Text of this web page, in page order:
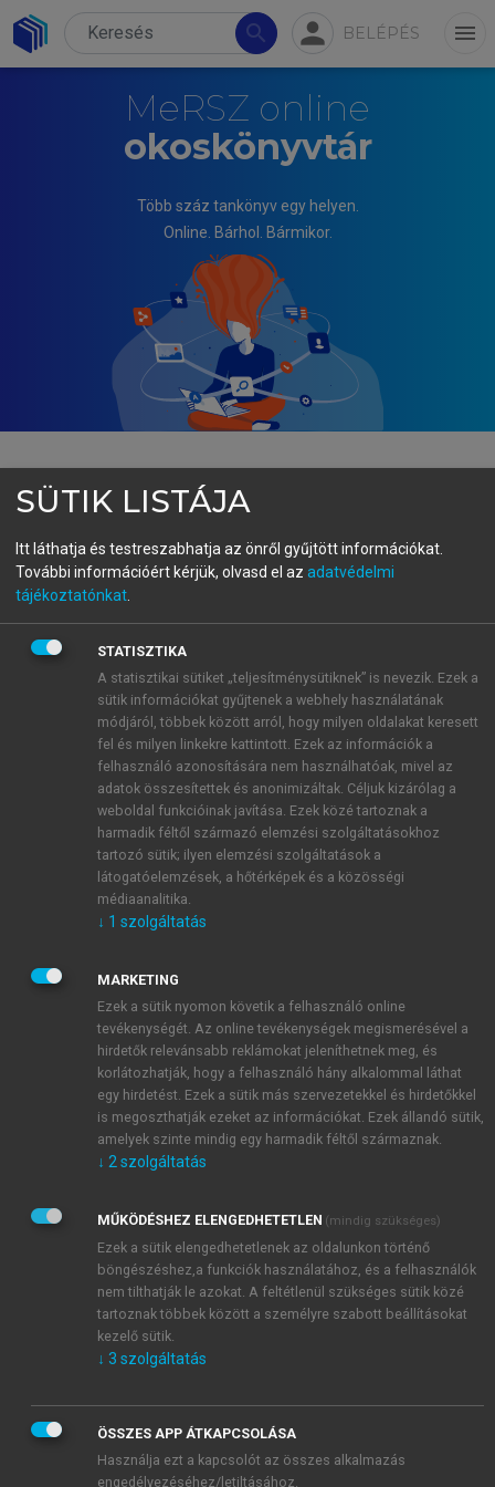
search person BELÉPÉS menu
MeRSZ online
okoskönyvtár
Több száz tankönyv egy helyen.
Online. Bárhol. Bármikor.
MAJOR LÁSZLÓ (SZERK.)
reagálás és a
beavatkozásbiztonság
egészségügyi alapjai
OLVASÁS
16.5. Tömeges sérültellátás
(MASCAL)
Tömeges sérültellátási helyzet esetén a az ellátási
kapacitást, ezért külső források igénybevételére van
SÜTIK LISTÁJA
Itt láthatja és testreszabhatja az önről gyűjtött információkat.
További információért kérjük, olvasd el az adatvédelmi
tájékoztatónkat
STATISZTIKA
A statisztikai sütiket „teljesítménysütiknek” is nevezik. Ezek a
sütik információkat gyűjtenek a webhely használatának
módjáról, többek között arról, hogy milyen oldalakat keresett
fel és milyen linkekre kattintott. Ezek az információk a
felhasználó azonosítására nem használhatóak, mivel az
adatok összesítettek és anonimizáltak. Céljuk kizárólag a
weboldal funkcióinak javítása. Ezek közé tartoznak a
harmadik féltől származó elemzési szolgáltatásokhoz
tartozó sütik; ilyen elemzési szolgáltatások a
látogatóelemzések, a hőtérképek és a közösségi
médiaanalitika.
↓ 1 szolgáltatás
MARKETING
Ezek a sütik nyomon követik a felhasználó online
tevékenységét. Az online tevékenységek megismerésével a
hirdetők relevánsabb reklámokat jeleníthetnek meg, és
korlátozhatják, hogy a felhasználó hány alkalommal láthat
egy hirdetést. Ezek a sütik más szervezetekkel és hirdetőkkel
is megoszthatják ezeket az információkat. Ezek állandó sütik,
amelyek szinte mindig egy harmadik féltől származnak.
↓ 2 szolgáltatás
MŰKÖDÉSHEZ ELENGEDHETETLEN (mindig szükséges)
Ezek a sütik elengedhetetlenek az oldalunkon történő
böngészéshez,a funkciók használatához, és a felhasználók
nem tilthatják le azokat. A feltétlenül szükséges sütik közé
tartoznak többek között a személyre szabott beállításokat
kezelő sütik.
↓ 3 szolgáltatás
ÖSSZES APP ÁTKAPCSOLÁSA
Használja ezt a kapcsolót az összes alkalmazás
engedélyezéséhez/letiltásához.